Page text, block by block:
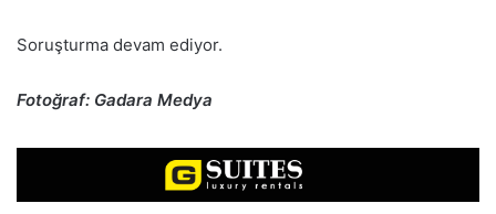
Soruşturma devam ediyor.
Fotoğraf: Gadara Medya